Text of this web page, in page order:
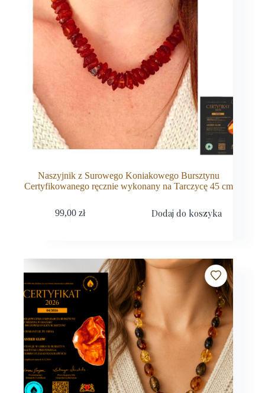
Naszyjnik z Surowego Koniakowego Bursztynu
Certyfikowanego ręcznie wykonany na Tarczycę 45 cm
99,00zł Dodaj do koszyka